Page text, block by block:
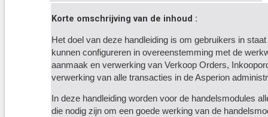
Korte omschrijving van de inhoud :
Het doel van deze handleiding is om gebruikers in
kunnen configureren in overeenstemming met de
aanmaak en verwerking van Verkoop Orders,
verwerking van alle transacties in de Asperion
In deze handleiding worden voor de handelsmodules
die nodig zijn om een goede werking van de